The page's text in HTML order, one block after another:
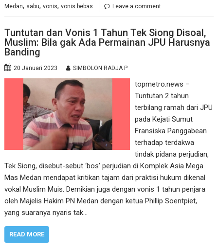
Medan, sabu,vonis,vonis bebas Leave a comment
Tuntutan dan Vonis 1 Tahun Tek Siong Disoal,
Muslim: Bila gak Ada Permainan JPU Harusnya
Banding
20 Januari 2023 SIMBOLON RADJA P
topmetro.news –
Tuntutan 2 tahun
terbilang ramah dari JPU
pada Kejati Sumut
Fransiska Panggabean
terhadap terdakwa
tindak pidana perjudian,
Tek Siong, disebut-sebut ‘bos’ perjudian di Komplek Asia Mega
Mas Medan mendapat kritikan tajam dari praktisi hukum dikenal
vokal Muslim Muis. Demikian juga dengan vonis 1 tahun penjara
oleh Majelis Hakim PN Medan dengan ketua Phillip Soentpiet,
yang suaranya nyaris tak…
READ MORE